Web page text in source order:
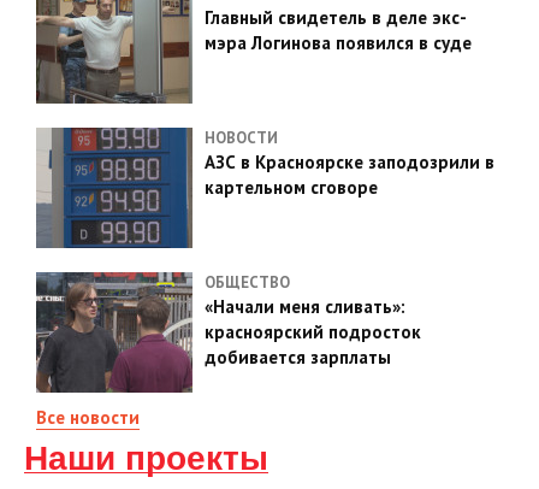
Главный свидетель в деле экс-
мэра Логинова появился в суде
НОВОСТИ
АЗС в Красноярске заподозрили в
картельном сговоре
ОБЩЕСТВО
«Начали меня сливать»:
красноярский подросток
добивается зарплаты
Все новости
Наши проекты